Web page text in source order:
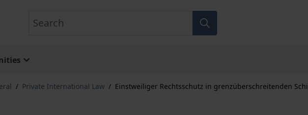
/ Private International Law / Einstweiliger Rechtsschutz in grenzüberschreitenden